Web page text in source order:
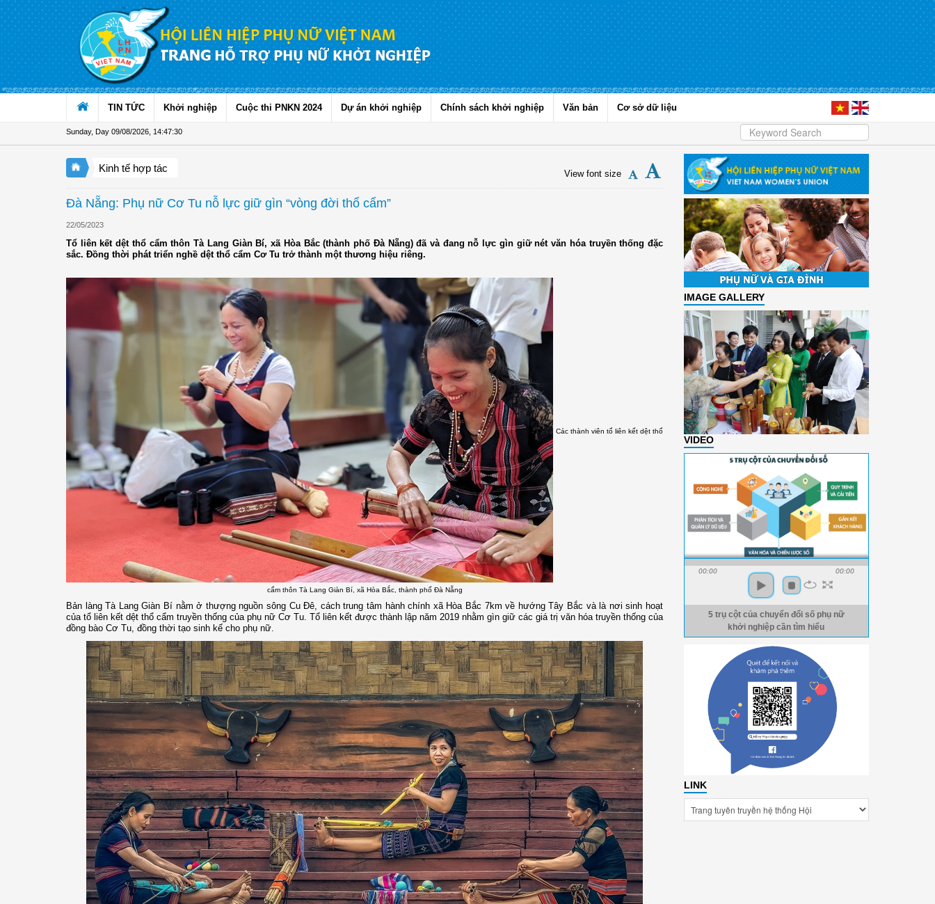
Skip to Content
TIN TỨC Khởi nghiệp Cuộc thi PNKN 2024 Dự án khởi nghiệp Chính sách khởi nghiệp Văn bản Cơ sở dữ liệu
Sunday, Day 09/08/2026 14:47:32
Kinh tế hợp tác View font size
Đà Nẵng: Phụ nữ Cơ Tu nỗ lực giữ gìn “vòng đời thổ cẩm”
22/05/2023
Tổ liên kết dệt thổ cẩm thôn Tà Lang Giàn Bí, xã Hòa Bắc (thành phố Đà Nẵng) đã và đang nỗ lực gìn giữ nét văn hóa truyền thống đặc
sắc. Đồng thời phát triển nghề dệt thổ cẩm Cơ Tu trở thành một thương hiệu riêng.
Các thành viên tổ liên kết dệt thổ
cẩm thôn Tà Lang Giàn Bí, xã Hòa Bắc, thành phố Đà Nẵng
Bản làng Tà Lang Giàn Bí nằm ở thượng nguồn sông Cu Đê, cách trung tâm hành chính xã Hòa Bắc 7km về hướng Tây Bắc và là nơi sinh hoạt
của tổ liên kết dệt thổ cẩm truyền thống của phụ nữ Cơ Tu. Tổ liên kết được thành lập năm 2019 nhằm gìn giữ các giá trị văn hóa truyền thống của
đồng bào Cơ Tu, đồng thời tạo sinh kế cho phụ nữ.
IMAGE GALLERY
VIDEO
00:00 00:00
5 trụ cột của chuyển đổi số phụ nữ
khởi nghiệp cần tìm hiểu
LINK